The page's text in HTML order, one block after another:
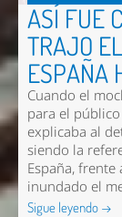
ASÍ FUE
TRAJO
ESPAÑA
Cuando el
para el
explicaba al
siendo la
España,
inundado el
Sigue leyendo →